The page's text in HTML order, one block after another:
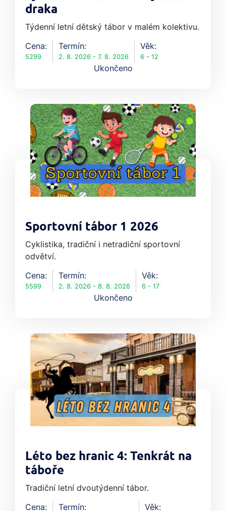
draka
Týdenní letní dětský tábor v malém kolektivu.
Cena:
5299
Termín:
2. 8. 2026 - 7. 8. 2026
Věk:
6 - 12
Ukončeno
Sportovní tábor 1 2026
Cyklistika, tradiční i netradiční sportovní
odvětví.
Cena:
5599
Termín:
2. 8. 2026 - 8. 8. 2026
Věk:
6 - 17
Ukončeno
Léto bez hranic 4: Tenkrát na
táboře
Tradiční letní dvoutýdenní tábor.
Cena:
Termín: Věk: